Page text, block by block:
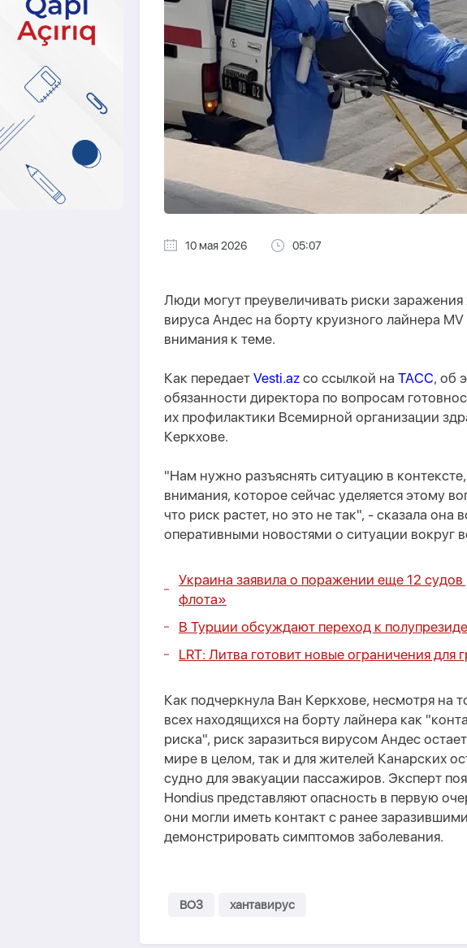
10 мая 2026 05:07
Люди могут преувеличивать риски
вируса Андес на борту круизного лайнера
внимания к теме.
Как передает Vesti.az со ссылкой на ТАСС, об
обязанности директора по вопросам
их профилактики Всемирной организации
Керкхове.
"Нам нужно разъяснять ситуацию в
внимания, которое сейчас уделяется этому
что риск растет, но это не так", - сказала она
оперативными новостями о ситуации вокруг
Украина заявила о поражении еще 12 судов
флота»
В Турции обсуждают переход к
LRT: Литва готовит новые ограничения для
Как подчеркнула Ван Керкхове, несмотря на
всех находящихся на борту лайнера как
риска", риск заразиться вирусом Андес
мире в целом, так и для жителей Канарских
судно для эвакуации пассажиров. Эксперт
Hondius представляют опасность в первую
они могли иметь контакт с ранее
демонстрировать симптомов заболевания.
ВОЗ хантавирус